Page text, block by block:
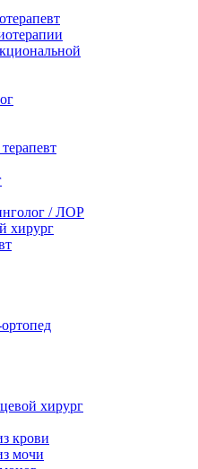
/ ЛОР
хирург
хирург
крови
мочи